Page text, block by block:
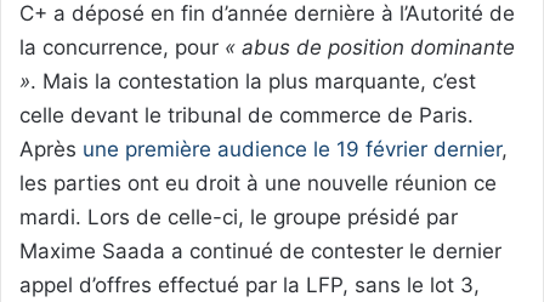
C+ a déposé en fin d’année dernière à l’Autorité de
la concurrence, pour « abus de position dominante
». Mais la contestation la plus marquante, c’est
celle devant le tribunal de commerce de Paris.
Après une première audience le 19 février dernier,
les parties ont eu droit à une nouvelle réunion ce
mardi. Lors de celle-ci, le groupe présidé par
Maxime Saada a continué de contester le dernier
appel d’offres effectué par la LFP, sans le lot 3,